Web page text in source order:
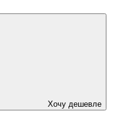
Хочу дешевле